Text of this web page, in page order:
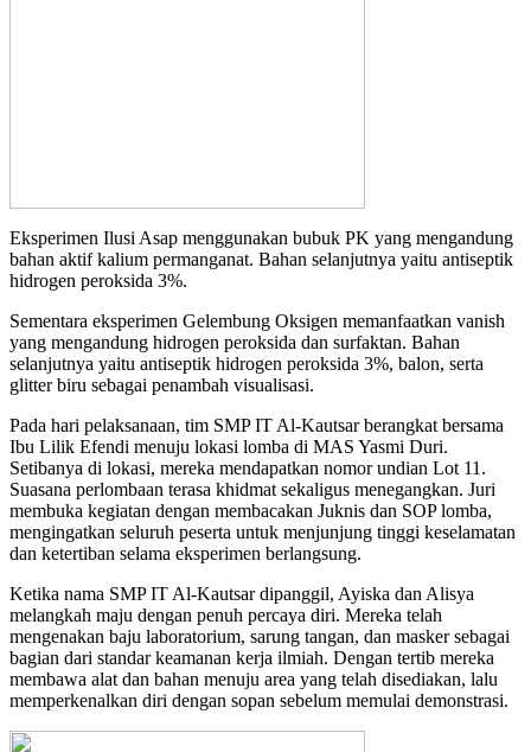
Eksperimen Ilusi Asap menggunakan bubuk PK yang mengandung
bahan aktif kalium permanganat. Bahan selanjutnya yaitu antiseptik
hidrogen peroksida 3%.
Sementara eksperimen Gelembung Oksigen memanfaatkan vanish
yang mengandung hidrogen peroksida dan surfaktan. Bahan
selanjutnya yaitu antiseptik hidrogen peroksida 3%, balon, serta
glitter biru sebagai penambah visualisasi.
Pada hari pelaksanaan, tim SMP IT Al-Kautsar berangkat bersama
Ibu Lilik Efendi menuju lokasi lomba di MAS Yasmi Duri.
Setibanya di lokasi, mereka mendapatkan nomor undian Lot 11.
Suasana perlombaan terasa khidmat sekaligus menegangkan. Juri
membuka kegiatan dengan membacakan Juknis dan SOP lomba,
mengingatkan seluruh peserta untuk menjunjung tinggi keselamatan
dan ketertiban selama eksperimen berlangsung.
Ketika nama SMP IT Al-Kautsar dipanggil, Ayiska dan Alisya
melangkah maju dengan penuh percaya diri. Mereka telah
mengenakan baju laboratorium, sarung tangan, dan masker sebagai
bagian dari standar keamanan kerja ilmiah. Dengan tertib mereka
membawa alat dan bahan menuju area yang telah disediakan, lalu
memperkenalkan diri dengan sopan sebelum memulai demonstrasi.